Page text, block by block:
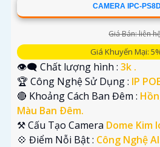
CAMERA IPC-
Giá Bán: liên
Giá Khuyến Mại:
👁️‍🗨 Chất lượng hình : 3k .
🏆 Công Nghệ Sử Dụng : IP
🔴 Khoảng Cách Ban Đêm :
Màu Ban Ðêm.
⚒ Cấu Tạo Camera Dome Kim
️💠 Điểm Nỗi Bật : Công Nghệ